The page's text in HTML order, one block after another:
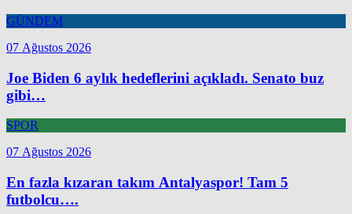
GÜNDEM
07 Ağustos 2026
Joe Biden 6 aylık hedeflerini açıkladı. Senato buz
gibi…
SPOR
07 Ağustos 2026
En fazla kızaran takım Antalyaspor! Tam 5
futbolcu….